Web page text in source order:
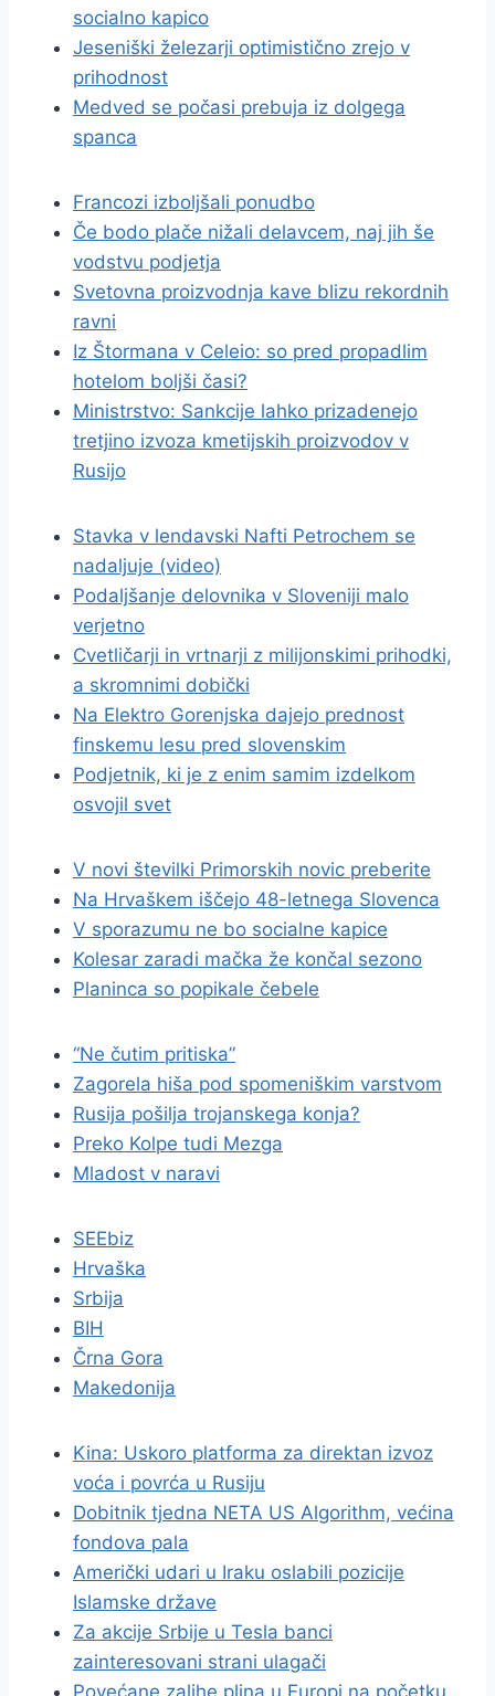
socialno kapico
Jeseniški železarji optimistično zrejo v
prihodnost
Medved se počasi prebuja iz dolgega
spanca
Francozi izboljšali ponudbo
Če bodo plače nižali delavcem, naj jih še
vodstvu podjetja
Svetovna proizvodnja kave blizu rekordnih
ravni
Iz Štormana v Celeio: so pred propadlim
hotelom boljši časi?
Ministrstvo: Sankcije lahko prizadenejo
tretjino izvoza kmetijskih proizvodov v
Rusijo
Stavka v lendavski Nafti Petrochem se
nadaljuje (video)
Podaljšanje delovnika v Sloveniji malo
verjetno
Cvetličarji in vrtnarji z milijonskimi prihodki,
a skromnimi dobički
Na Elektro Gorenjska dajejo prednost
finskemu lesu pred slovenskim
Podjetnik, ki je z enim samim izdelkom
osvojil svet
V novi številki Primorskih novic preberite
Na Hrvaškem iščejo 48-letnega Slovenca
V sporazumu ne bo socialne kapice
Kolesar zaradi mačka že končal sezono
Planinca so popikale čebele
“Ne čutim pritiska”
Zagorela hiša pod spomeniškim varstvom
Rusija pošilja trojanskega konja?
Preko Kolpe tudi Mezga
Mladost v naravi
SEEbiz
Hrvaška
Srbija
BIH
Črna Gora
Makedonija
Kina: Uskoro platforma za direktan izvoz
voća i povrća u Rusiju
Dobitnik tjedna NETA US Algorithm, većina
fondova pala
Američki udari u Iraku oslabili pozicije
Islamske države
Za akcije Srbije u Tesla banci
zainteresovani strani ulagači
Povećane zalihe plina u Europi na početku